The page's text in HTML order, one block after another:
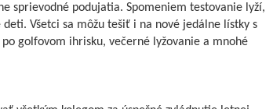
sprievodné podujatia. Spomeniem testovanie lyží,
Všetci sa môžu tešiť i na nové jedálne lístky s
golfovom ihrisku, večerné lyžovanie a mnohé